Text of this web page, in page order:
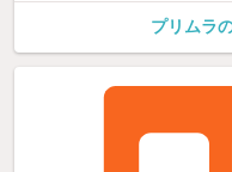
プリムラ